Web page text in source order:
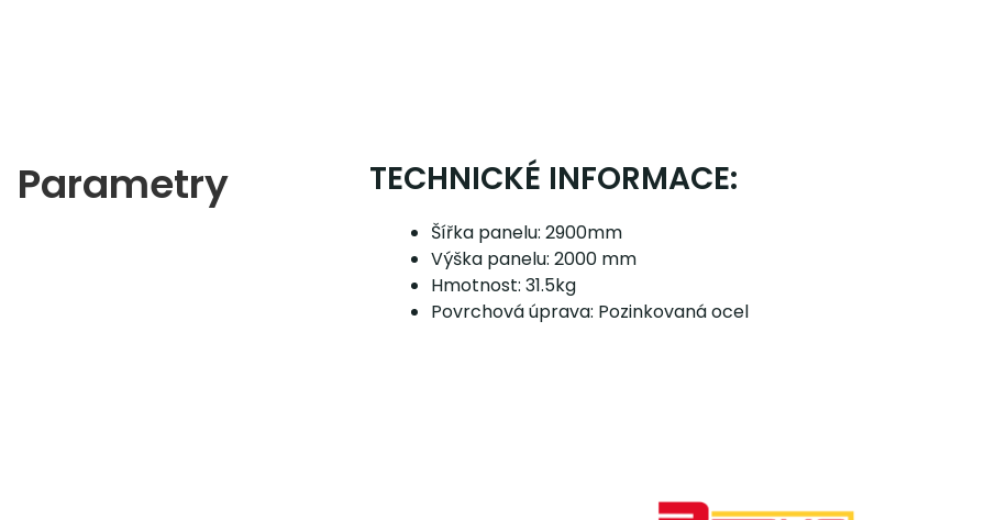
Parametry TECHNICKÉ INFORMACE:
Šířka panelu: 2900mm
Výška panelu: 2000 mm
Hmotnost: 31.5kg
Povrchová úprava: Pozinkovaná ocel